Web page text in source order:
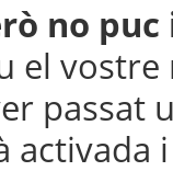
no
el vostre
passat